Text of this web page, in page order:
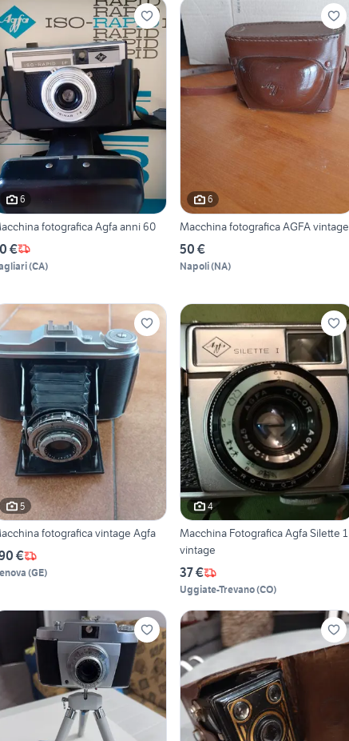
6
fotografica Agfa anni 60
€
(CA)
6
Macchina fotografica AGFA vintage
50 €
Napoli(NA)
5
fotografica vintage Agfa
€
(GE)
4
Macchina Fotografica Agfa Silette 1
vintage
37 €
Uggiate-Trevano(CO)